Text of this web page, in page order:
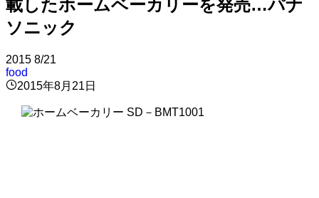
載したホームベーカリーを発売…パナ
ソニック
2015 8/21
food
2015年8月21日